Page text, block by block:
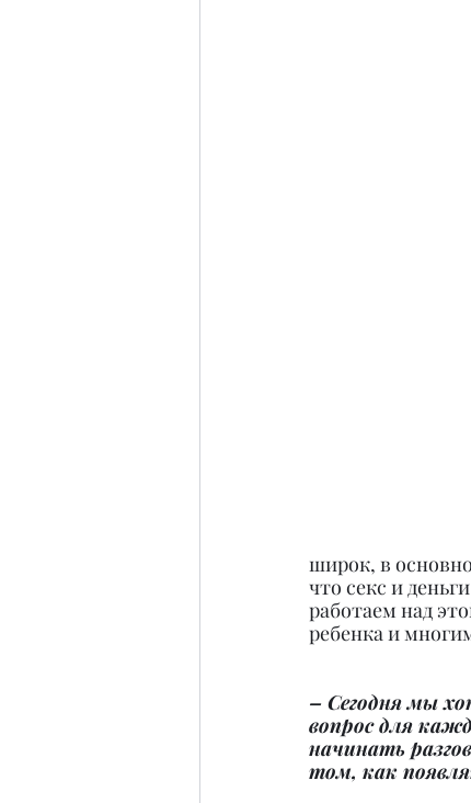
широк, в
что секс и
работаем над
ребенка и
– Сегодня мы
вопрос для
начинать
том, как